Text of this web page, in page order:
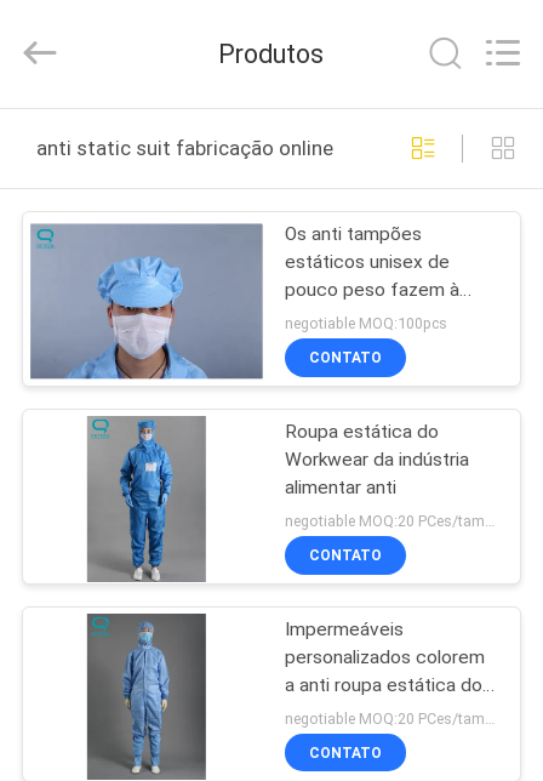
PRODUTOS
SOBRE
EXCURSÃO
FÁBRICA
CONTROLE
DA
QUALIDADE
CONTACTE-
Clean
Technology
Rights
Produtos
anti static suit fabricação online
Os anti tampões
estáticos unisex de
pouco peso fazem à
máquina lavável para
indústrias do restaurante
negotiable MOQ:100pcs
CONTATO
Roupa estática do
Workwear da indústria
alimentar anti
CONTATO
Impermeáveis
personalizados colorem
a anti roupa estática do
Workwear para a sala de
limpeza e o laboratório
CONTATO